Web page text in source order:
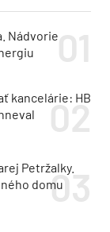
Nádvorie
kancelárie: HB
Petržalky.
domu